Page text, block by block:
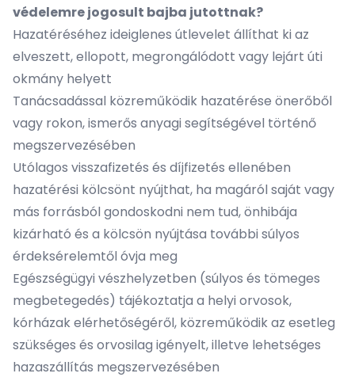
védelemre jogosult bajba jutottnak?
Hazatéréséhez ideiglenes útlevelet állíthat ki az
elveszett, ellopott, megrongálódott vagy lejárt úti
okmány helyett
Tanácsadással közreműködik hazatérése önerőből
vagy rokon, ismerős anyagi segítségével történő
megszervezésében
Utólagos visszafizetés és díjfizetés ellenében
hazatérési kölcsönt nyújthat, ha magáról saját vagy
más forrásból gondoskodni nem tud, önhibája
kizárható és a kölcsön nyújtása további súlyos
érdeksérelemtől óvja meg
Egészségügyi vészhelyzetben (súlyos és tömeges
megbetegedés) tájékoztatja a helyi orvosok,
kórházak elérhetőségéről, közreműködik az esetleg
szükséges és orvosilag igényelt, illetve lehetséges
hazaszállítás megszervezésében